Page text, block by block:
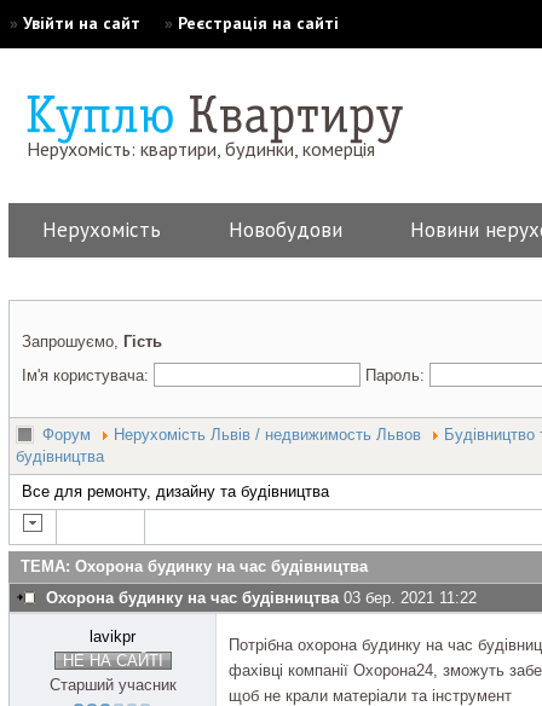
» Увійти на сайт » Реєстрація на сайті
Нерухомість: квартири, будинки, комерція
Нерухомість Новобудови Новини
Запрошуємо, Гість
Ім'я користувача:
Пароль:
Форум Нерухомість Львів / недвижимость Львов
Будівництво
будівництва
Все для ремонту, дизайну та будівництва
ТЕМА: Охорона будинку на час будівництва
Охорона будинку на час будівництва 03 бер. 2021 11:22
lavikpr
НЕ НА САЙТІ
Старший учасник
Потрібна охорона будинку на час
фахівці компанії Охорона24, зможуть
щоб не крали матеріали та інструмент